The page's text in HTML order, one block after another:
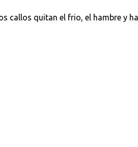
callos quitan el frio, el hambre y